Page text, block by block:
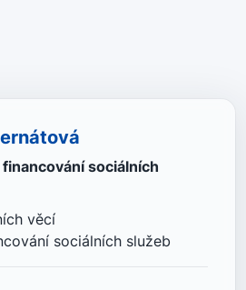
sociálních
věcí
sociálních služeb